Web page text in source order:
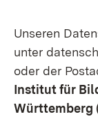
Unseren
unter
oder der
Institut für
Württemberg